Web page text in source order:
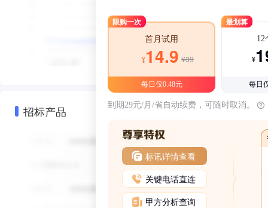
招标产品
限购一次
首月试用
¥14.9 ¥39
每日仅0.48元
最划算
12
¥
每日
到期29元/月/省自动续费，可随时取消。
标讯详情查看
关键电话直连
甲方分析查询